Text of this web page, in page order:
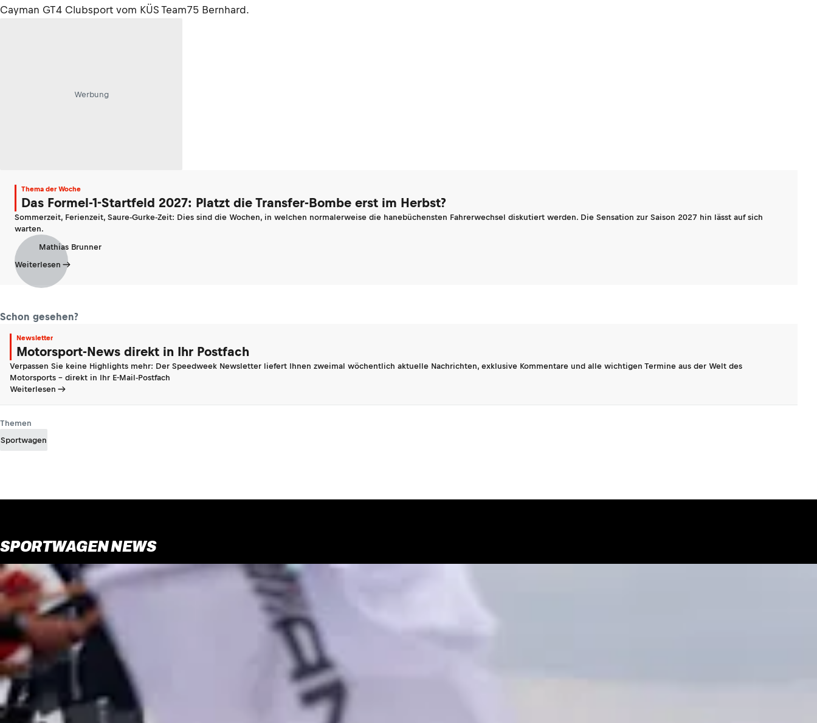
Cayman GT4 Clubsport vom KÜS Team75 Bernhard.
Werbung
Thema der Woche
Das Formel-1-Startfeld 2027: Platzt die Transfer-Bombe erst im Herbst?
Sommerzeit, Ferienzeit, Saure-Gurke-Zeit: Dies sind die Wochen, in welchen normalerweise die hanebüchensten Fahrerwechsel diskutiert werden. Die Sensation zur Saison 2027 hin lässt auf sich
warten.
Mathias Brunner
Weiterlesen
Schon gesehen?
Newsletter
Motorsport-News direkt in Ihr Postfach
Verpassen Sie keine Highlights mehr: Der Speedweek Newsletter liefert Ihnen zweimal wöchentlich aktuelle Nachrichten, exklusive Kommentare und alle wichtigen Termine aus der Welt des
Motorsports - direkt in Ihr E-Mail-Postfach
Weiterlesen
Themen
Sportwagen
SPORTWAGEN NEWS